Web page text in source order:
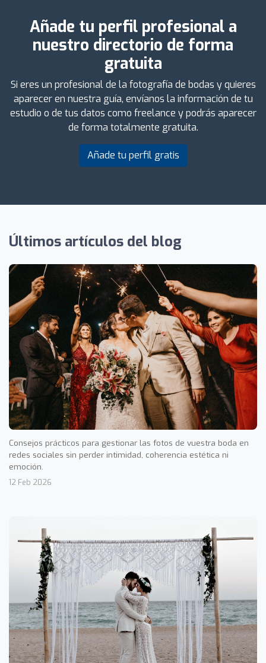
Añade tu perfil profesional a
nuestro directorio de forma
gratuita
Si eres un profesional de la fotografía de bodas y quieres
aparecer en nuestra guía, envíanos la información de tu
estudio o de tus datos como freelance y podrás aparecer
de forma totalmente gratuita.
Añade tu perfil gratis
Últimos artículos del blog
Consejos prácticos para gestionar las fotos de vuestra boda en
redes sociales sin perder intimidad, coherencia estética ni
emoción.
12 Feb 2026